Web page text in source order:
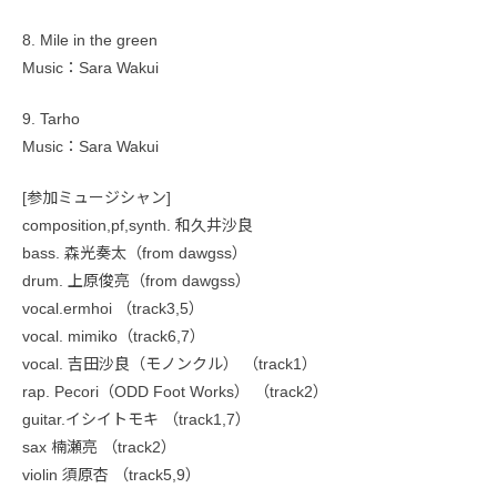
8. Mile in the green
Music：Sara Wakui
9. Tarho
Music：Sara Wakui
[参加ミュージシャン]
composition,pf,synth. 和久井沙良
bass. 森光奏太（from dawgss）
drum. 上原俊亮（from dawgss）
vocal.ermhoi （track3,5）
vocal. mimiko（track6,7）
vocal. 吉田沙良（モノンクル） （track1）
rap. Pecori（ODD Foot Works） （track2）
guitar.イシイトモキ （track1,7）
sax 楠瀬亮 （track2）
violin 須原杏 （track5,9）